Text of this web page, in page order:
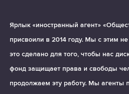
Ярлык «иностранный агент»
присвоили в 2014 году. Мы с этим
это сделано для того, чтобы нас
фонд защищает права и свободы
продолжаем эту работу. Мы агенты